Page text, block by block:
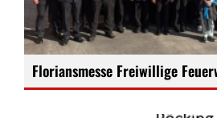
Floriansmesse Freiwillige